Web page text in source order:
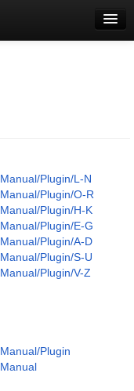
Plugin/L-N
Plugin/O-R
Plugin/H-K
Plugin/E-G
Plugin/A-D
Plugin/S-U
Plugin/V-Z
Plugin